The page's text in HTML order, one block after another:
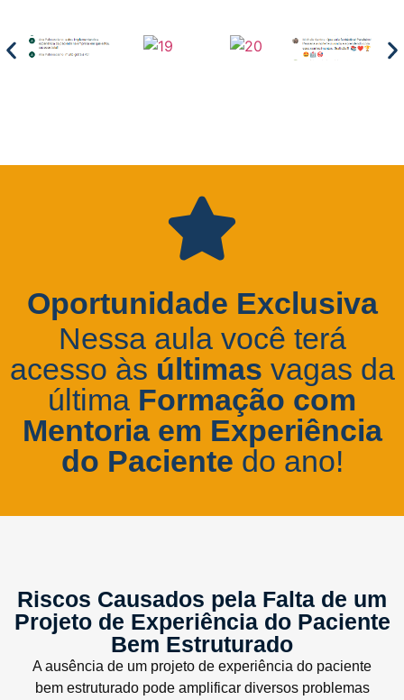
Oportunidade Exclusiva
Nessa aula você terá
acesso às últimas vagas da
última Formação com
Mentoria em Experiência
do Paciente do ano!
Riscos Causados pela Falta de um
Projeto de Experiência do Paciente
Bem Estruturado
A ausência de um projeto de experiência do paciente
bem estruturado pode amplificar diversos problemas